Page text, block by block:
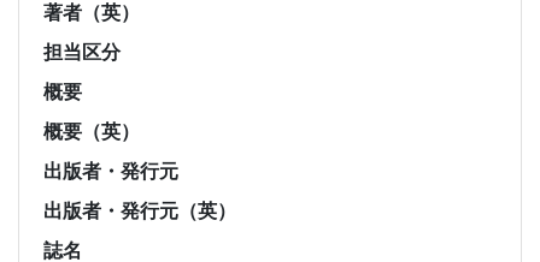
著者（英）
担当区分
概要
概要（英）
出版者・発行元
出版者・発行元（英）
誌名